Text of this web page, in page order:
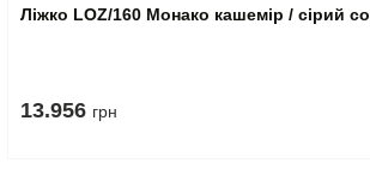
Ліжко LOZ/160 Монако кашемір / сірий
13.956 грн